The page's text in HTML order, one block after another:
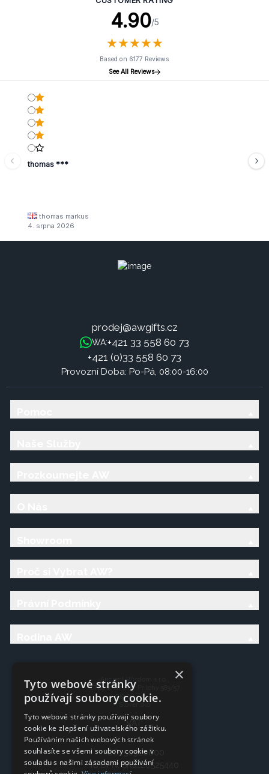
4.90/5
★★★★★
★★★★★
Based on 6177 Reviews
See All Reviews
thomas ***
thomas markus
4. srpna 2026
prodej@awgifts.cz
WA:+421 33 558 60 73
+421 (0)33 558 60 73
Provozní Doba: Po-Pá, 08:00-16:00
Ancient Wisdom s.r.o.,
CTpark Trnava, Prílohy 583/57
919 26 Zavar
VAT:
IČO: 50920600
IČ DPH: SK2120525440
×
Tyto webové stránky
používají soubory cookie.
Tyto webové stránky používají soubory
cookie ke zlepšení uživatelského zážitku.
Používáním našich webových stránek
souhlasíte se všemi soubory cookie v
souladu s našimi zásadami používání